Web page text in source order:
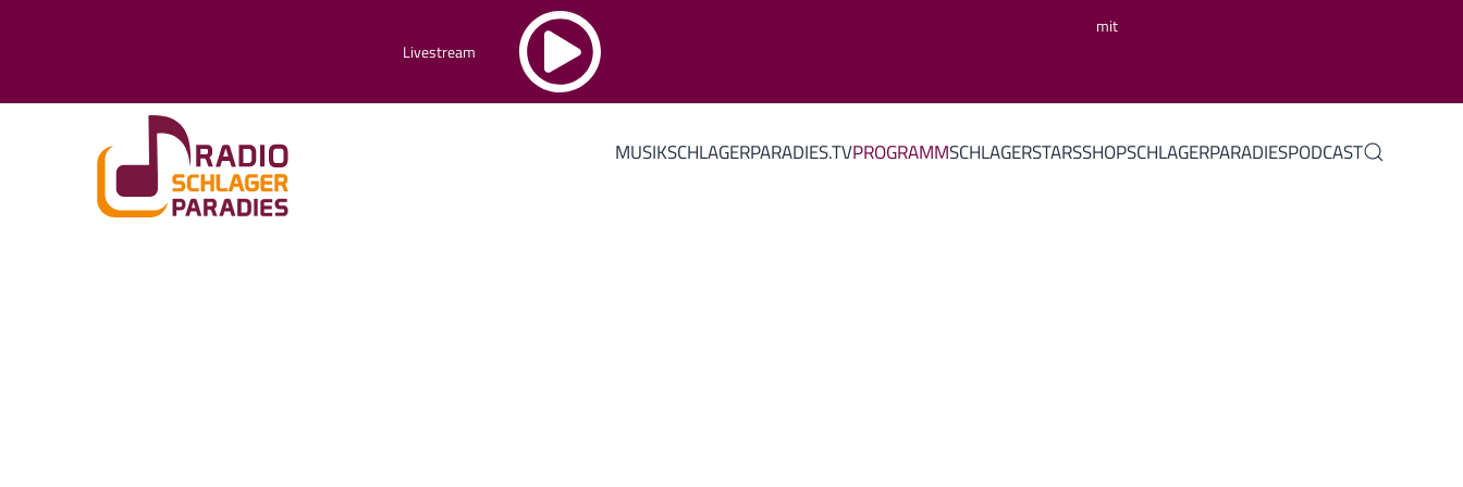
Livestream
mit
MUSIKSCHLAGERPARADIES.TVPROGRAMMSCHLAGERSTARSSHOPSCHLAGERPARADIESPODCAST